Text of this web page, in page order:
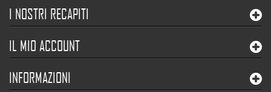
I NOSTRI RECAPITI
IL MIO ACCOUNT
INFORMAZIONI